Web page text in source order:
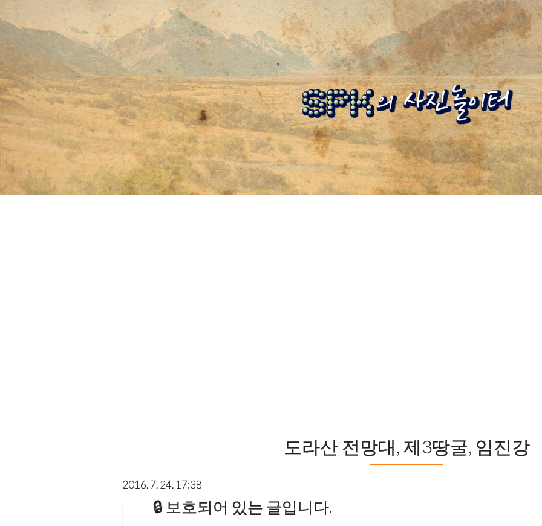
도라산 전망대, 제3땅굴, 임진강
2016. 7. 24. 17:38
보호되어 있는 글입니다.